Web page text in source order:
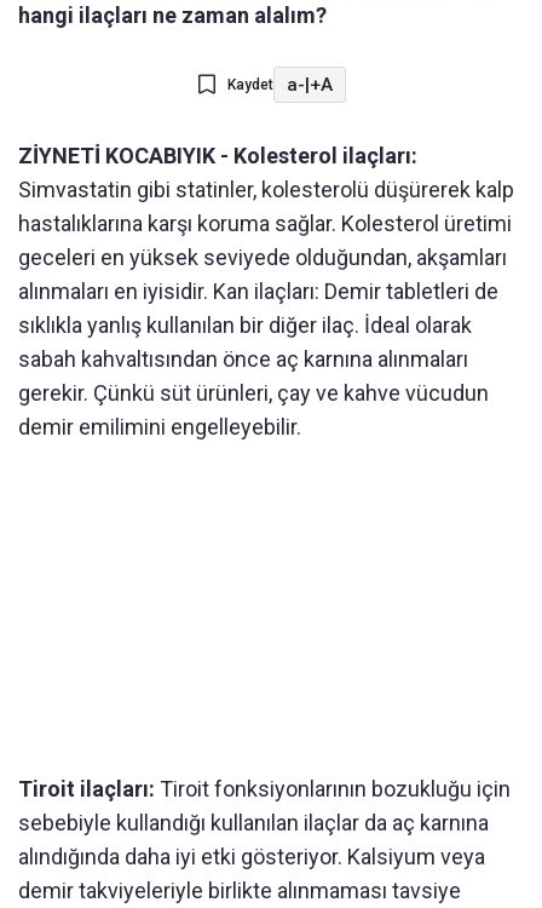
hangi ilaçları ne zaman alalım?
Kaydet a-|+A
ZİYNETİ KOCABIYIK - Kolesterol ilaçları:
Simvastatin gibi statinler, kolesterolü düşürerek kalp
hastalıklarına karşı koruma sağlar. Kolesterol üretimi
geceleri en yüksek seviyede olduğundan, akşamları
alınmaları en iyisidir. Kan ilaçları: Demir tabletleri de
sıklıkla yanlış kullanılan bir diğer ilaç. İdeal olarak
sabah kahvaltısından önce aç karnına alınmaları
gerekir. Çünkü süt ürünleri, çay ve kahve vücudun
demir emilimini engelleyebilir.
Tiroit ilaçları: Tiroit fonksiyonlarının bozukluğu için
sebebiyle kullandığı kullanılan ilaçlar da aç karnına
alındığında daha iyi etki gösteriyor. Kalsiyum veya
demir takviyeleriyle birlikte alınmaması tavsiye